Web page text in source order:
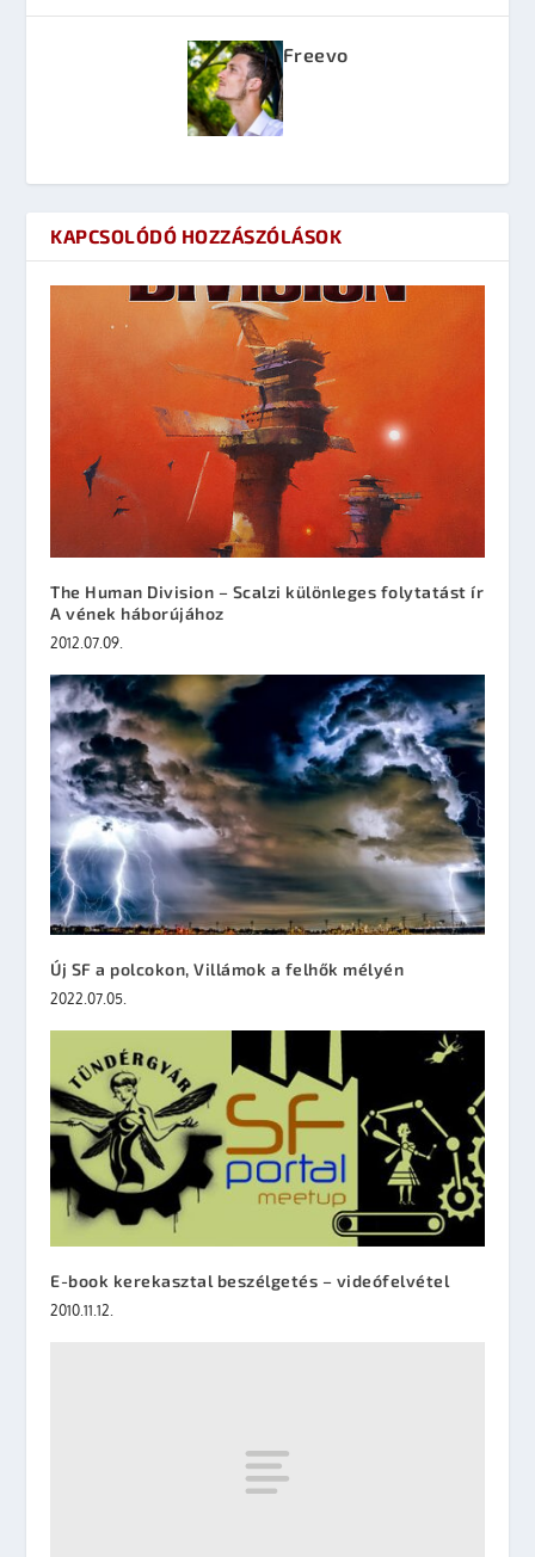
Freevo
KAPCSOLÓDÓ HOZZÁSZÓLÁSOK
The Human Division – Scalzi különleges folytatást ír
A vének háborújához
2012.07.09.
Új SF a polcokon, Villámok a felhők mélyén
2022.07.05.
E-book kerekasztal beszélgetés – videófelvétel
2010.11.12.